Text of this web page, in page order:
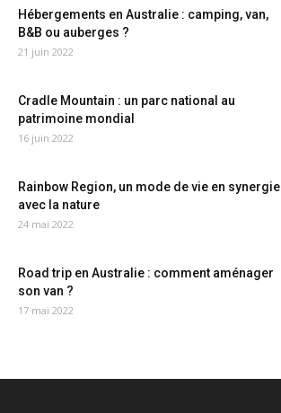
Hébergements en Australie : camping, van,
B&B ou auberges ?
21 juin 2022
Cradle Mountain : un parc national au
patrimoine mondial
16 juin 2022
Rainbow Region, un mode de vie en synergie
avec la nature
24 mai 2022
Road trip en Australie : comment aménager
son van ?
17 mai 2022